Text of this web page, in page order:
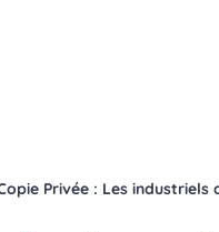
Privée : Les